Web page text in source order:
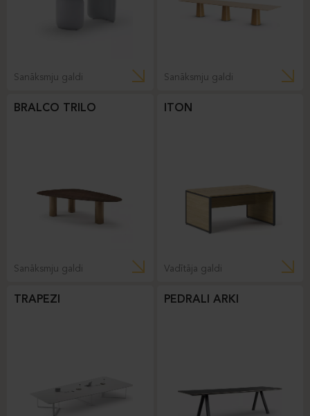
Sanāksmju galdi Sanāksmju galdi
BRALCO TRILO
Sanāksmju galdi
ITON
Vadītāja galdi
TRAPEZI PEDRALI ARKI